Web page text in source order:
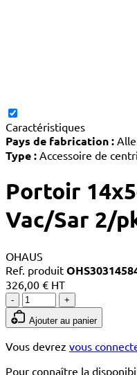
Caractéristiques
Pays de fabrication :
Type : Accessoire de
Portoir
Vac/Sar 2/
OHAUS
Ref. produit
326,00 € HT
-
+
Ajouter au panier
Vous devrez vous
Pour connaître la